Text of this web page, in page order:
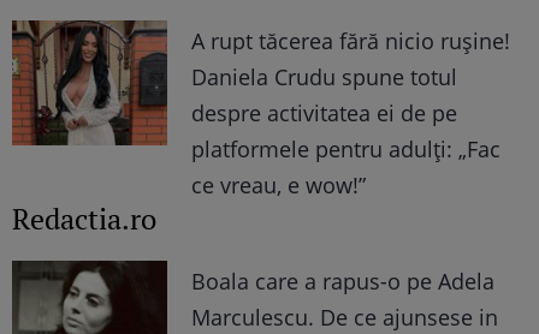
A rupt tăcerea fără nicio rușine!
Daniela Crudu spune totul
despre activitatea ei de pe
platformele pentru adulți: „Fac
ce vreau, e wow!”
Redactia.ro
Boala care a rapus-o pe Adela
Marculescu. De ce ajunsese in